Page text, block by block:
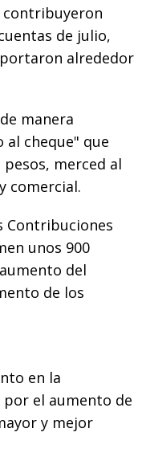
contribuyeron
de julio,
alrededor
manera
cheque" que
merced al
comercial.
Contribuciones
unos 900
del
de los
en la
el aumento de
y mejor